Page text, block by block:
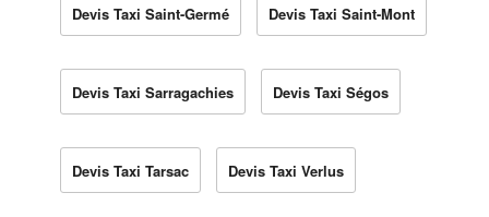
Devis Taxi Saint-Germé Devis Taxi Saint-Mont
Devis Taxi Sarragachies Devis Taxi Ségos
Devis Taxi Tarsac Devis Taxi Verlus